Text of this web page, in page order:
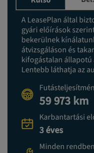
A LeasePlan által
gyári előírások
bekerülnek
átvizsgáláson és
kifogástalan
Lentebb láthatja az
59 973 km
Karbantartási
3 éves
Minden rendben